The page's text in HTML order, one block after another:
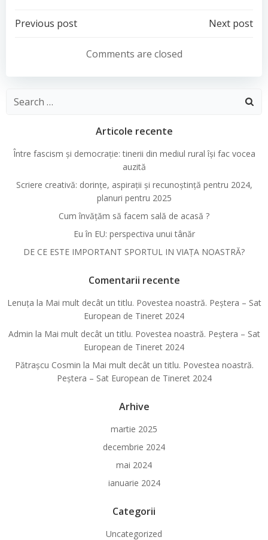
Navigare
articole
Previous post
în
articole
Next post
Comments are closed
Search
Articole recente
Între fascism și democrație: tinerii din mediul rural își fac vocea
auzită
Scriere creativă: dorințe, aspirații și recunoștință pentru 2024,
planuri pentru 2025
Cum învățăm să facem sală de acasă ?
Eu în EU: perspectiva unui tânăr
DE CE ESTE IMPORTANT SPORTUL IN VIAȚA NOASTRĂ?
Comentarii recente
Lenuța la Mai mult decât un titlu. Povestea noastră. Peștera – Sat
European de Tineret 2024
Admin la Mai mult decât un titlu. Povestea noastră. Peștera – Sat
European de Tineret 2024
Pătraşcu Cosmin la Mai mult decât un titlu. Povestea noastră.
Peștera – Sat European de Tineret 2024
Arhive
martie 2025
decembrie 2024
mai 2024
ianuarie 2024
Categorii
Uncategorized